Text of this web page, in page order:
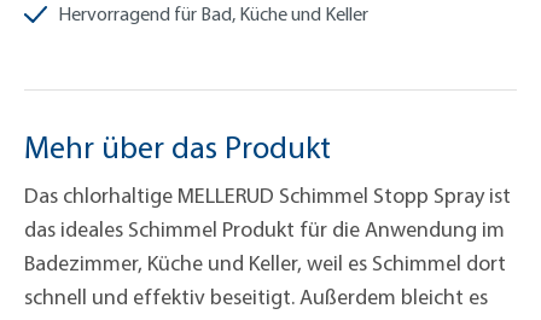
Hervorragend für Bad, Küche und Keller
Mehr über das Produkt
Das chlorhaltige MELLERUD Schimmel Stopp Spray ist
das ideales Schimmel Produkt für die Anwendung im
Badezimmer, Küche und Keller, weil es Schimmel dort
schnell und effektiv beseitigt. Außerdem bleicht es